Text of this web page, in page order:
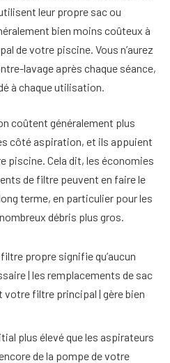
leur propre sac ou
bien moins coûteux à
de votre piscine. Vous n’aurez
lavage après chaque séance,
à chaque utilisation.
coûtent généralement plus
côté aspiration, et ils appuient
piscine. Cela dit, les économies
de filtre peuvent en faire le
terme, en particulier pour les
débris plus gros.
propre signifie qu’aucun
| les remplacements de sac
filtre principal | gère bien
plus élevé que les aspirateurs
de la pompe de votre